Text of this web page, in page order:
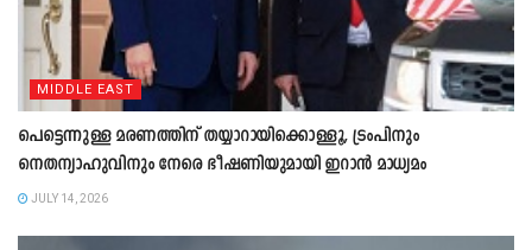
MIDDLE EAST
പെട്ടെന്നുള്ള മരണത്തിന് തയ്യാറായിക്കൊള്ളൂ, ട്രംപിനും
നെതന്യാഹുവിനും നേരെ ഭീഷണിയുമായി ഇറാൻ മാധ്യമം
JULY 14, 2026